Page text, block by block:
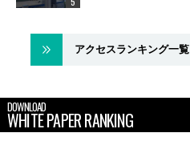
アクセスランキング一覧
DOWNLOAD
WHITE PAPER RANKING